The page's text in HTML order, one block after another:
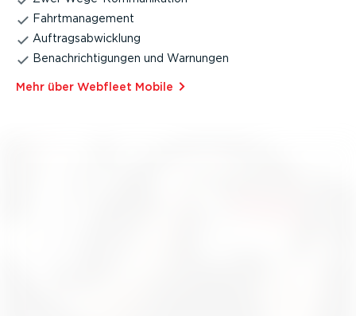
Fahrt­ma­nagement
Auftrags­ab­wicklung
Benach­rich­ti­gungen und Warnungen
Mehr über Webfleet Mobile⁠